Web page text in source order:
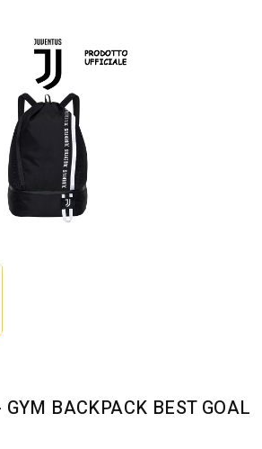
BACKPACK BEST GOAL